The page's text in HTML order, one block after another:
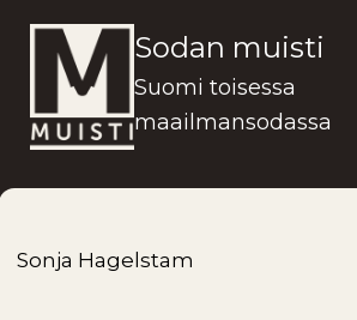
sisältöön
Sodan muisti
Suomi toisessa
maailmansodassa
Sonja Hagelstam